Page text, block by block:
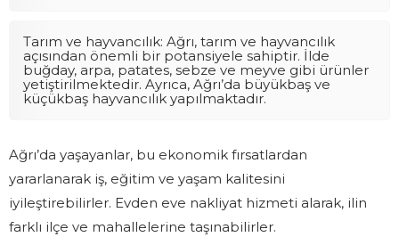
Tarım ve hayvancılık: Ağrı, tarım ve hayvancılık
açısından önemli bir potansiyele sahiptir. İlde
buğday, arpa, patates, sebze ve meyve gibi ürünler
yetiştirilmektedir. Ayrıca, Ağrı’da büyükbaş ve
küçükbaş hayvancılık yapılmaktadır.
Ağrı’da yaşayanlar, bu ekonomik fırsatlardan
yararlanarak iş, eğitim ve yaşam kalitesini
iyileştirebilirler. Evden eve nakliyat hizmeti alarak, ilin
farklı ilçe ve mahallelerine taşınabilirler.